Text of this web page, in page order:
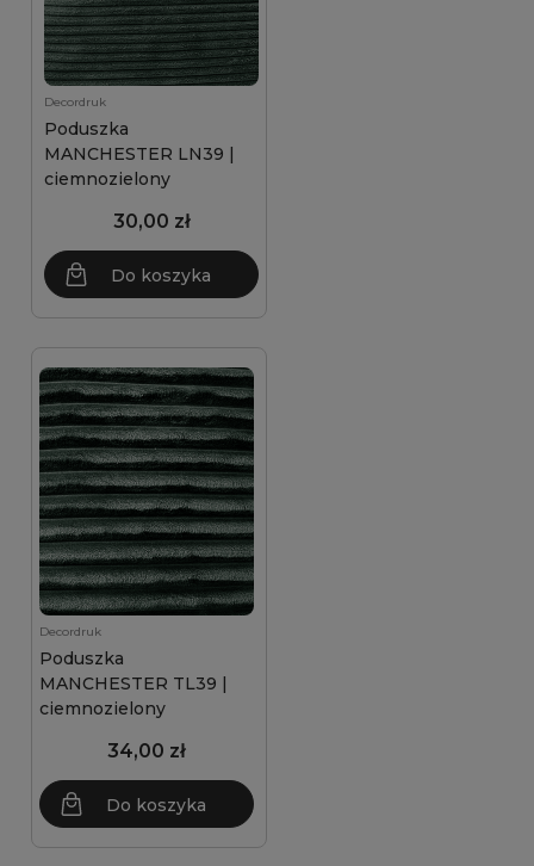
Decordruk
Poduszka
MANCHESTER LN39 |
ciemnozielony
30,00 zł
Do koszyka
Decordruk
Poduszka
MANCHESTER TL39 |
ciemnozielony
34,00 zł
Do koszyka